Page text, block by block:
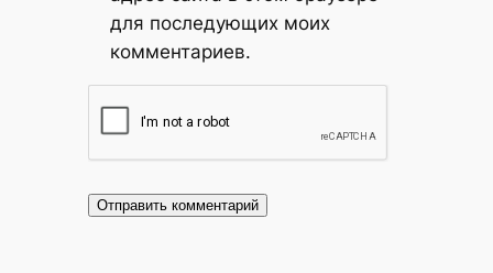
для последующих моих
комментариев.